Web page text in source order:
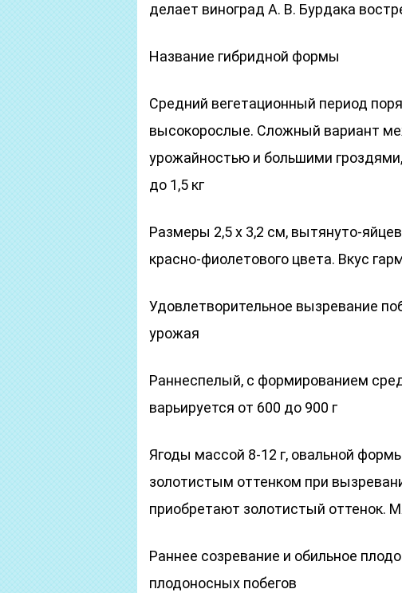
делает виноград А. В. Бурдака
Название гибридной формы
Средний вегетационный период
высокорослые. Сложный вариант
урожайностью и большими
до 1,5 кг
Размеры 2,5 х 3,2 см, вытянуто-
красно-фиолетового цвета. Вкус
Удовлетворительное вызревание
урожая
Раннеспелый, с формированием
варьируется от 600 до 900 г
Ягоды массой 8-12 г, овальной
золотистым оттенком при
приобретают золотистый оттенок.
Раннее созревание и обильное
плодоносных побегов